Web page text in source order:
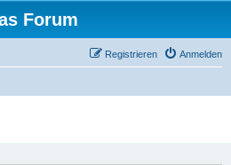
Forum
Anmelden
Registrieren